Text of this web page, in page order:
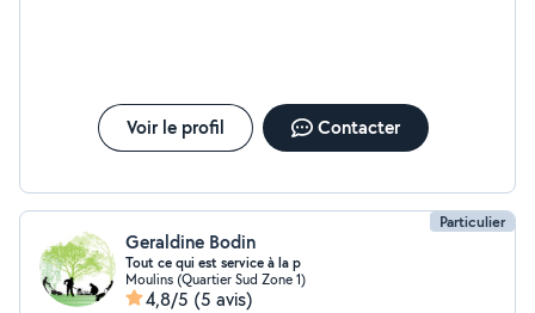
Voir le profil Contacter
Particulier
Geraldine Bodin
Tout ce qui est service à la p
Moulins (Quartier Sud Zone 1)
4,8/5 (5 avis)